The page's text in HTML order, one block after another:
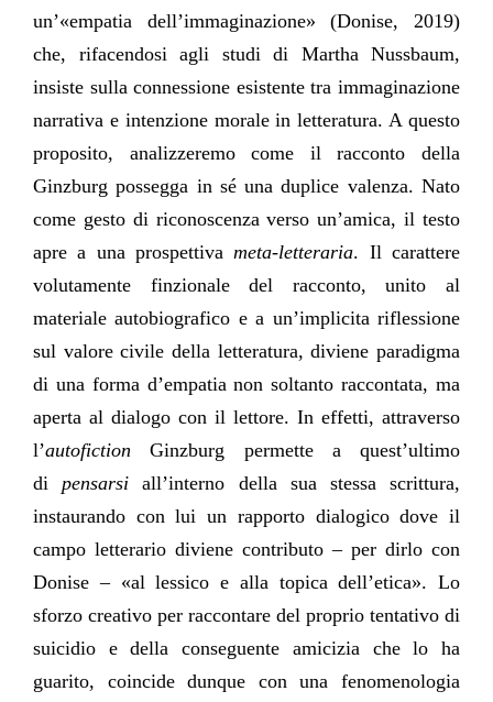
un’«empatia dell’immaginazione» (Donise, 2019)
che, rifacendosi agli studi di Martha Nussbaum,
insiste sulla connessione esistente tra immaginazione
narrativa e intenzione morale in letteratura. A questo
proposito, analizzeremo come il racconto della
Ginzburg possegga in sé una duplice valenza. Nato
come gesto di riconoscenza verso un’amica, il testo
apre a una prospettivameta-letteraria. Il carattere
volutamente finzionale del racconto, unito al
materiale autobiografico e a un’implicita riflessione
sul valore civile della letteratura, diviene paradigma
di una forma d’empatia non soltanto raccontata, ma
aperta al dialogo con il lettore. In effetti, attraverso
l’autofiction Ginzburg permette a quest’ultimo
dipensarsi all’interno della sua stessa scrittura,
instaurando con lui un rapporto dialogico dove il
campo letterario diviene contributo – per dirlo con
Donise – «al lessico e alla topica dell’etica». Lo
sforzo creativo per raccontare del proprio tentativo di
suicidio e della conseguente amicizia che lo ha
guarito, coincide dunque con una fenomenologia